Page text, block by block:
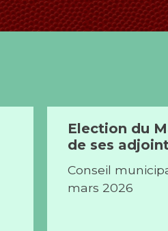
Election du
de ses
Conseil
mars 2026